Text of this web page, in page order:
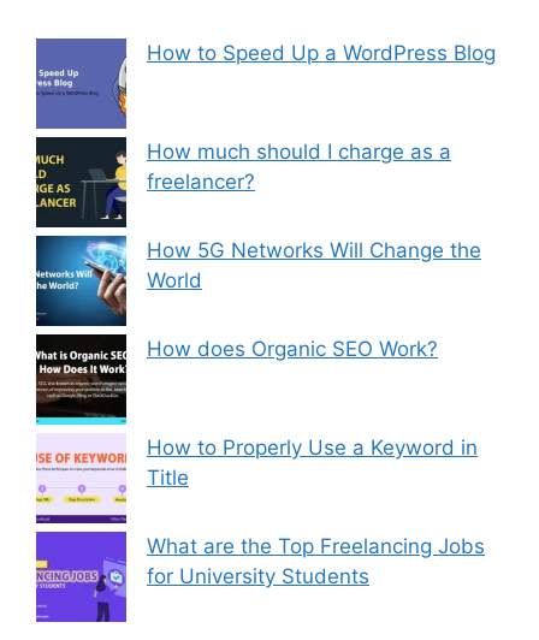
How to Speed Up a WordPress Blog
How much should I charge as a
freelancer?
How 5G Networks Will Change the
World
How does Organic SEO Work?
How to Properly Use a Keyword in
Title
What are the Top Freelancing Jobs
for University Students